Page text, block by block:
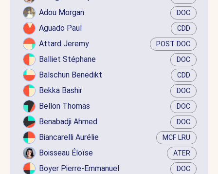
Adou Morgan DOC
Aguado Paul CDD
Attard Jeremy POST DOC
Balliet Stéphane DOC
Balschun Benedikt CDD
Bekka Bashir DOC
Bellon Thomas DOC
Benabadji Ahmed DOC
Biancarelli Aurélie MCF LRU
Boisseau Éloïse ATER
Boyer Pierre-Emmanuel DOC